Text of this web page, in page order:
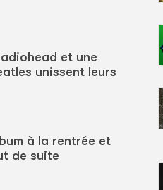
et une
unissent leurs
à la rentrée et
de suite